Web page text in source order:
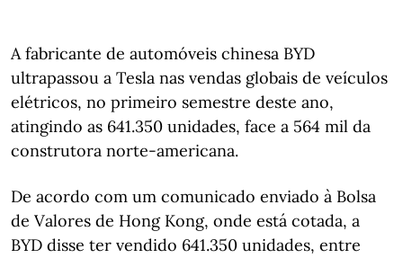
A fabricante de automóveis chinesa BYD
ultrapassou a Tesla nas vendas globais de veículos
elétricos, no primeiro semestre deste ano,
atingindo as 641.350 unidades, face a 564 mil da
construtora norte-americana.
De acordo com um comunicado enviado à Bolsa
de Valores de Hong Kong, onde está cotada, a
BYD disse ter vendido 641.350 unidades, entre